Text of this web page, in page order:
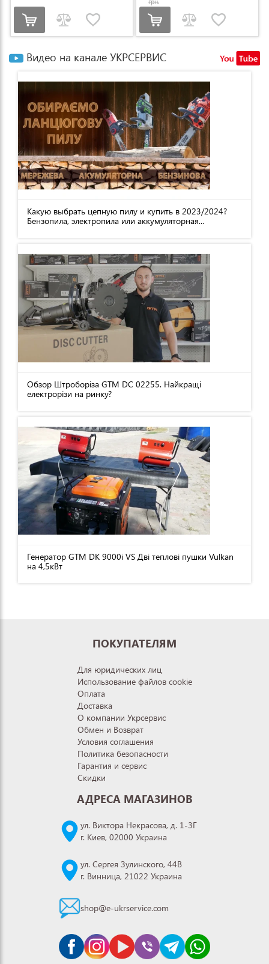
Видео на канале УКРСЕРВИС
Какую выбрать цепную пилу и купить в 2023/2024?
Бензопила, электропила или аккумуляторная...
Обзор Штроборіза GTM DC 02255. Найкращі
електрорізи на ринку?
Генератор GTM DK 9000i VS Дві теплові пушки Vulkan
на 4,5кВт
ПОКУПАТЕЛЯМ
Для юридических лиц
Использование файлов cookie
Оплата
Доставка
О компании Укрсервис
Обмен и Возврат
Условия соглашения
Политика безопасности
Гарантия и сервис
Скидки
АДРЕСА МАГАЗИНОВ
ул. Виктора Некрасова, д. 1-3Г
г. Киев, 02000 Украина
ул. Сергея Зулинского, 44В
г. Винница, 21022 Украина
shop@e-ukrservice.com